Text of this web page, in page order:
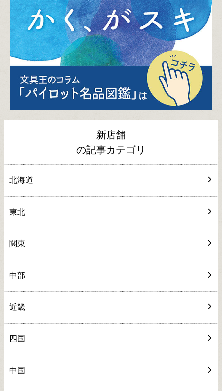
新店舗
の記事カテゴリ
北海道
東北
関東
中部
近畿
四国
中国